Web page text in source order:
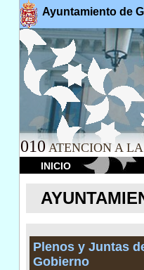
Ayuntamiento de
010 ATENCION A
INICIO
Plenos y Juntas
Gobierno